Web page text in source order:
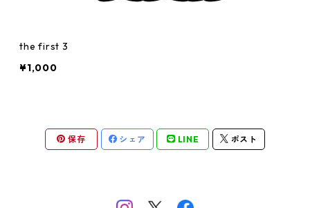
the first 3
¥1,000
保存 シェア LINE ポスト